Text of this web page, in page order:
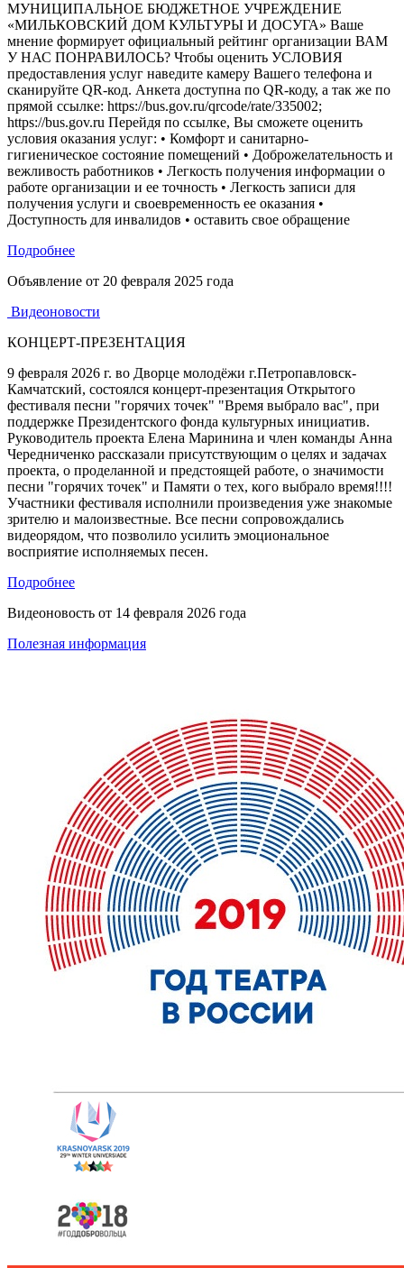
МУНИЦИПАЛЬНОЕ БЮДЖЕТНОЕ УЧРЕЖДЕНИЕ
«МИЛЬКОВСКИЙ ДОМ КУЛЬТУРЫ И ДОСУГА» Ваше
мнение формирует официальный рейтинг организации ВАМ
У НАС ПОНРАВИЛОСЬ? Чтобы оценить УСЛОВИЯ
предоставления услуг наведите камеру Вашего телефона и
сканируйте QR-код. Анкета доступна по QR-коду, а так же по
прямой ссылке: https://bus.gov.ru/qrcode/rate/335002;
https://bus.gov.ru Перейдя по ссылке, Вы сможете оценить
условия оказания услуг: • Комфорт и санитарно-
гигиеническое состояние помещений • Доброжелательность и
вежливость работников • Легкость получения информации о
работе организации и ее точность • Легкость записи для
получения услуги и своевременность ее оказания •
Доступность для инвалидов • оставить свое обращение
Подробнее
Объявление от 20 февраля 2025 года
Видеоновости
КОНЦЕРТ-ПРЕЗЕНТАЦИЯ
9 февраля 2026 г. во Дворце молодёжи г.Петропавловск-
Камчатский, состоялся концерт-презентация Открытого
фестиваля песни "горячих точек" "Время выбрало вас", при
поддержке Президентского фонда культурных инициатив.
Руководитель проекта Елена Маринина и член команды Анна
Чередниченко рассказали присутствующим о целях и задачах
проекта, о проделанной и предстоящей работе, о значимости
песни "горячих точек" и Памяти о тех, кого выбрало время!!!!
Участники фестиваля исполнили произведения уже знакомые
зрителю и малоизвестные. Все песни сопровождались
видеорядом, что позволило усилить эмоциональное
восприятие исполняемых песен.
Подробнее
Видеоновость от 14 февраля 2026 года
Полезная информация